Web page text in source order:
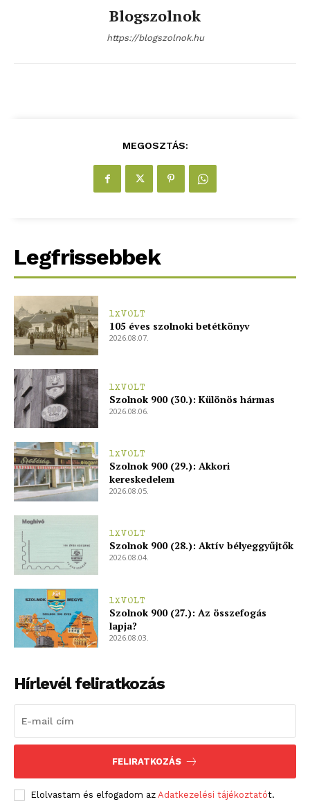
Blogszolnok
https://blogszolnok.hu
MEGOSZTÁS:
Legfrissebbek
1XVOLT
105 éves szolnoki betétkönyv
2026.08.07.
1XVOLT
Szolnok 900 (30.): Különös hármas
2026.08.06.
1XVOLT
Szolnok 900 (29.): Akkori
kereskedelem
2026.08.05.
1XVOLT
Szolnok 900 (28.): Aktív bélyeggyűjtők
2026.08.04.
1XVOLT
Szolnok 900 (27.): Az összefogás
lapja?
2026.08.03.
Hírlevél feliratkozás
FELIRATKOZÁS
Elolvastam és elfogadom az Adatkezelési tájékoztatót.